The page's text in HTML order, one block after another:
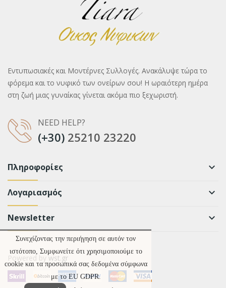
Συνεχίζοντας την περιήγηση σε αυτόν τον
ιστότοπο, Συμφωνείτε ότι χρησιμοποιούμε το
cookie και τα προσωπικά σας δεδομένα σύμφωνα
με το EU GDPR.
Εντυπωσιακές και Μοντέρνες Συλλογές. Ανακάλυψε τώρα το
φόρεμα και το νυφικό των ονείρων σου! Η ωραιότερη ημέρα
στη ζωή μιας γυναίκας γίνεται ακόμα πιο ξεχωριστή.
NEED HELP?
(+30) 25210 23220
Πληροφορίες keyboard_arrow_down
Λογαριασμός keyboard_arrow_down
Newsletter keyboard_arrow_down
Powered bywst.gr